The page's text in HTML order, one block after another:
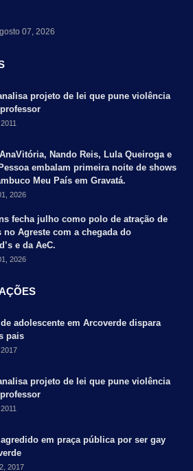
07, 2026
projeto de lei que pune violência
Nando Reis, Lula Queiroga e
embalam primeira noite de shows
Meu País em Gravatá.
2026
fecha julho como polo de atração de
no Agreste com a chegada do
e da AeC.
2026
adolescente em Arcoverde dispara
pais
projeto de lei que pune violência
em praça pública por ser gay
2017